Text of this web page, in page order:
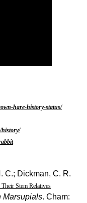
hare-history-status/
history/
C.; Dickman, C. R.
Stem Relatives
Marsupials. Cham: